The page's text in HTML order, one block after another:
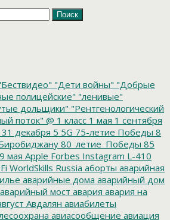
"Дети войны" "Добрые
полицейские" "ленивые"
дольщики" "Рентгенологический
поток" @ 1 класс 1 мая 1 сентября
31 декабря 5 5G 75-летие Победы 8
80_летие_Победы 85
9 мая Apple Forbes Instagram L-410
WorldSkills Russia аборты аварийная
аварийные дома аварийный дом
аварийный мост авария авария на
Авдалян авиабилеты
авиасообщение авиация